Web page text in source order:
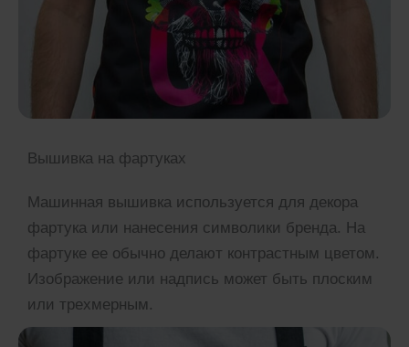
Вышивка на фартуках
Машинная вышивка используется для декора
фартука или нанесения символики бренда. На
фартуке ее обычно делают контрастным цветом.
Изображение или надпись может быть плоским
или трехмерным.